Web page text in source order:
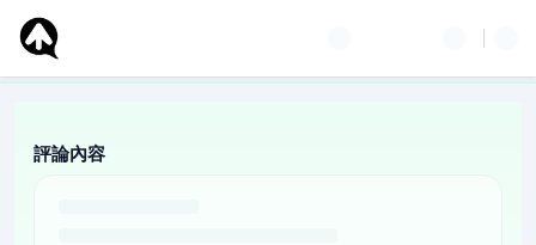
評論內容